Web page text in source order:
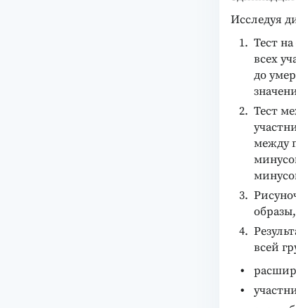
Исследуя
Тест
всех
до
Тест
между
всей